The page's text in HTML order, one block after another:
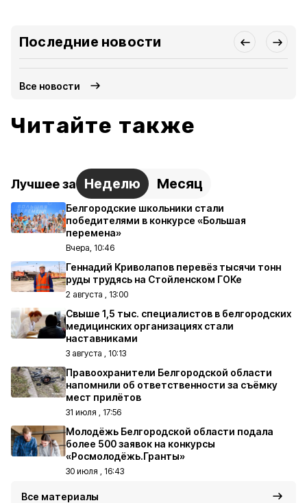
Последние новости
Все новости
Читайте также
Лучшее за Неделю Месяц
Белгородские школьники стали
победителями в конкурсе «Большая
перемена»
Вчера, 10:46
Геннадий Криволапов перевёз тысячи тонн
руды трудясь на Стойленском ГОКе
2 августа , 13:00
Свыше 1,5 тыс. специалистов в белгородских
медицинских организациях стали
наставниками
3 августа , 10:13
Правоохранители Белгородской области
напомнили об ответственности за съёмку
мест прилётов
31 июля , 17:56
Молодёжь Белгородской области подала
более 500 заявок на конкурсы
«Росмолодёжь.Гранты»
30 июля , 16:43
Все материалы